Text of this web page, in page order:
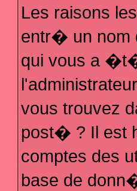
Les raisons
entr� un nom
qui vous a
vous trouvez
post� ? Il est
comptes des
base de